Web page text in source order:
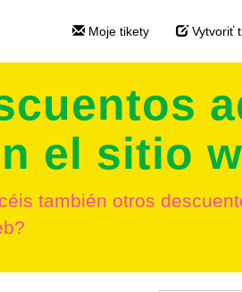
Moje tikety Vytvoriť
el sitio
también otros